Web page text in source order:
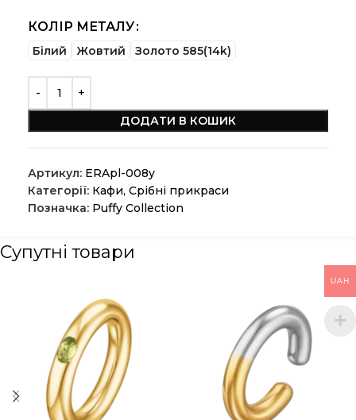
КОЛІР МЕТАЛУ
Білий Жовтий Золото 585(14k)
ДОДАТИ В КОШИК
Артикул: ERApl-008y
Категорії: Кафи, Срібні прикраси
Позначка: Puffy Collection
Супутні товари
UAH